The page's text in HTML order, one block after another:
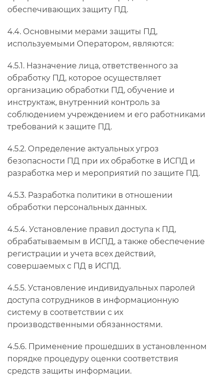
обеспечивающих защиту ПД.
4.4. Основными мерами защиты ПД,
используемыми Оператором, являются:
4.5.1. Назначение лица, ответственного за
обработку ПД, которое осуществляет
организацию обработки ПД, обучение и
инструктаж, внутренний контроль за
соблюдением учреждением и его работниками
требований к защите ПД.
4.5.2. Определение актуальных угроз
безопасности ПД при их обработке в ИСПД и
разработка мер и мероприятий по защите ПД.
4.5.3. Разработка политики в отношении
обработки персональных данных.
4.5.4. Установление правил доступа к ПД,
обрабатываемым в ИСПД, а также обеспечение
регистрации и учета всех действий,
совершаемых с ПД в ИСПД.
4.5.5. Установление индивидуальных паролей
доступа сотрудников в информационную
систему в соответствии с их
производственными обязанностями.
4.5.6. Применение прошедших в установленном
порядке процедуру оценки соответствия
средств защиты информации.